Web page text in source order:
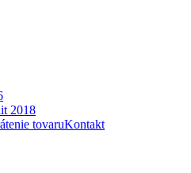
tovaruKontakt